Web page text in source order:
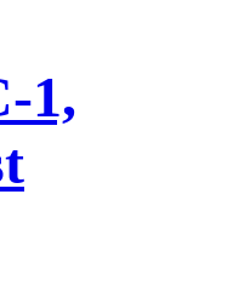
1,